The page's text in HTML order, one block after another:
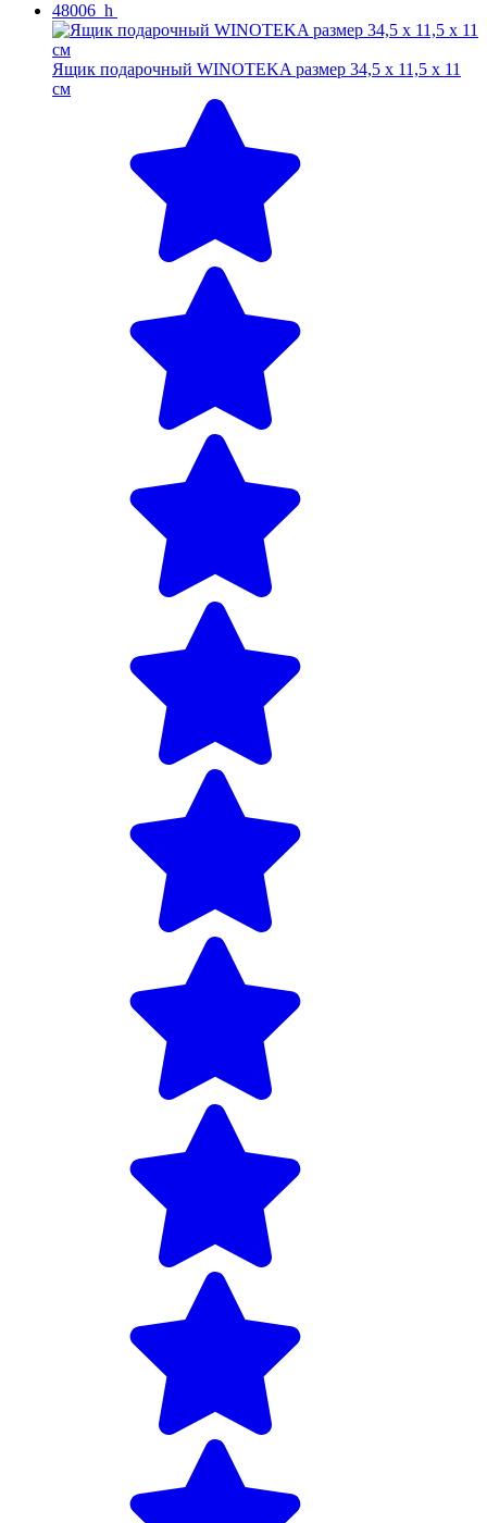
48006_h
Ящик подарочный WINOTEKA размер 34,5 х 11,5 х 11
см